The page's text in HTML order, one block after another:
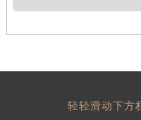
轻轻滑动下方